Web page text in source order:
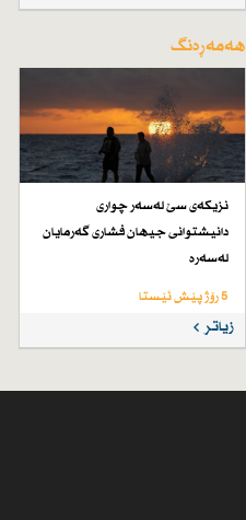
هەمەڕەنگ
نزیكەی سێ لەسەر چواری
دانیشتوانی جیهان فشاری گەرمایان
لەسەرە
5 رۆژ پێش ئێستا
زیاتر